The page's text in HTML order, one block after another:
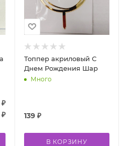
Топпер акриловый С
Днем Рождения Шар
Много
139₽
В КОРЗИНУ